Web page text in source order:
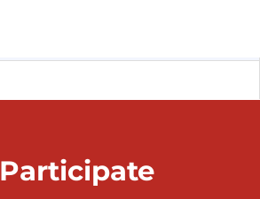
Participate